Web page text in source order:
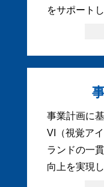
をサポートし
事業計画に
VI（視覚ア
ランドの一
向上を実現し